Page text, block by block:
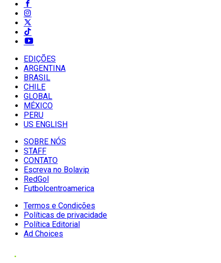
EDIÇÕES
ARGENTINA
BRASIL
CHILE
GLOBAL
MÉXICO
PERU
US ENGLISH
SOBRE NÓS
STAFF
CONTATO
Escreva no Bolavip
RedGol
Futbolcentroamerica
Termos e Condições
Políticas de privacidade
Política Editorial
Ad Choices